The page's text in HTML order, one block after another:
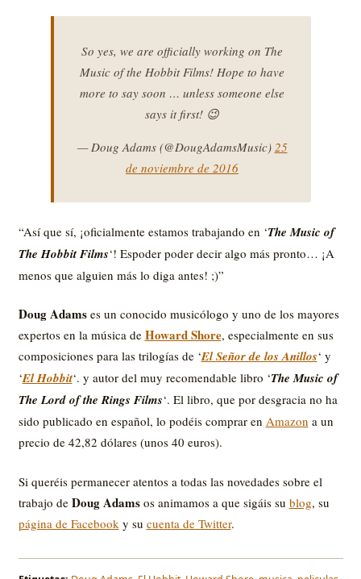
So yes, we are officially working on The
Music of the Hobbit Films! Hope to have
more to say soon … unless someone else
says it first! 😉
— Doug Adams (@DougAdamsMusic) 25
de noviembre de 2016
“Así que sí, ¡oficialmente estamos trabajando en ‘The Music of
The Hobbit Films‘! Espoder poder decir algo más pronto… ¡A
menos que alguien más lo diga antes! ;)”
Doug Adamses un conocido musicólogo y uno de los mayores
expertos en la música de Howard Shore, especialmente en sus
composiciones para las trilogías de ‘El Señor de los Anillos‘ y
‘El Hobbit‘. y autor del muy recomendable libro ‘The Music of
The Lord of the Rings Films‘. El libro, que por desgracia no ha
sido publicado en español, lo podéis comprar en Amazon a un
precio de 42,82 dólares (unos 40 euros).
Si queréis permanecer atentos a todas las novedades sobre el
trabajo de Doug Adamsos animamos a que sigáis su blog, su
página de Facebook y su cuenta de Twitter.